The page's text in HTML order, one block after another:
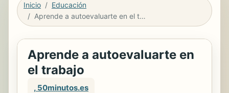
Inicio
Educación
Aprende a autoevaluarte en el trabajo
Aprende a autoevaluarte en
el trabajo
, 50minutos.es